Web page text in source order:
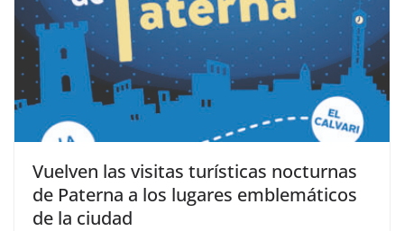
Vuelven las visitas turísticas nocturnas
de Paterna a los lugares emblemáticos
de la ciudad